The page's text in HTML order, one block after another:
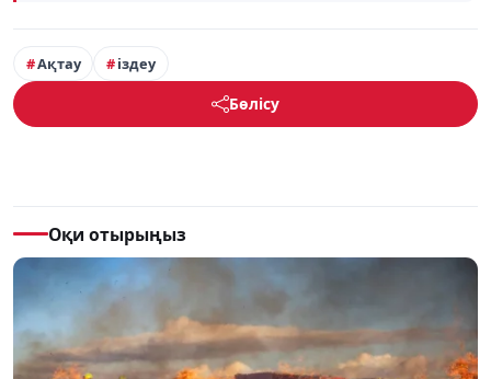
Ақтау іздеу
Бөлісу
Оқи отырыңыз